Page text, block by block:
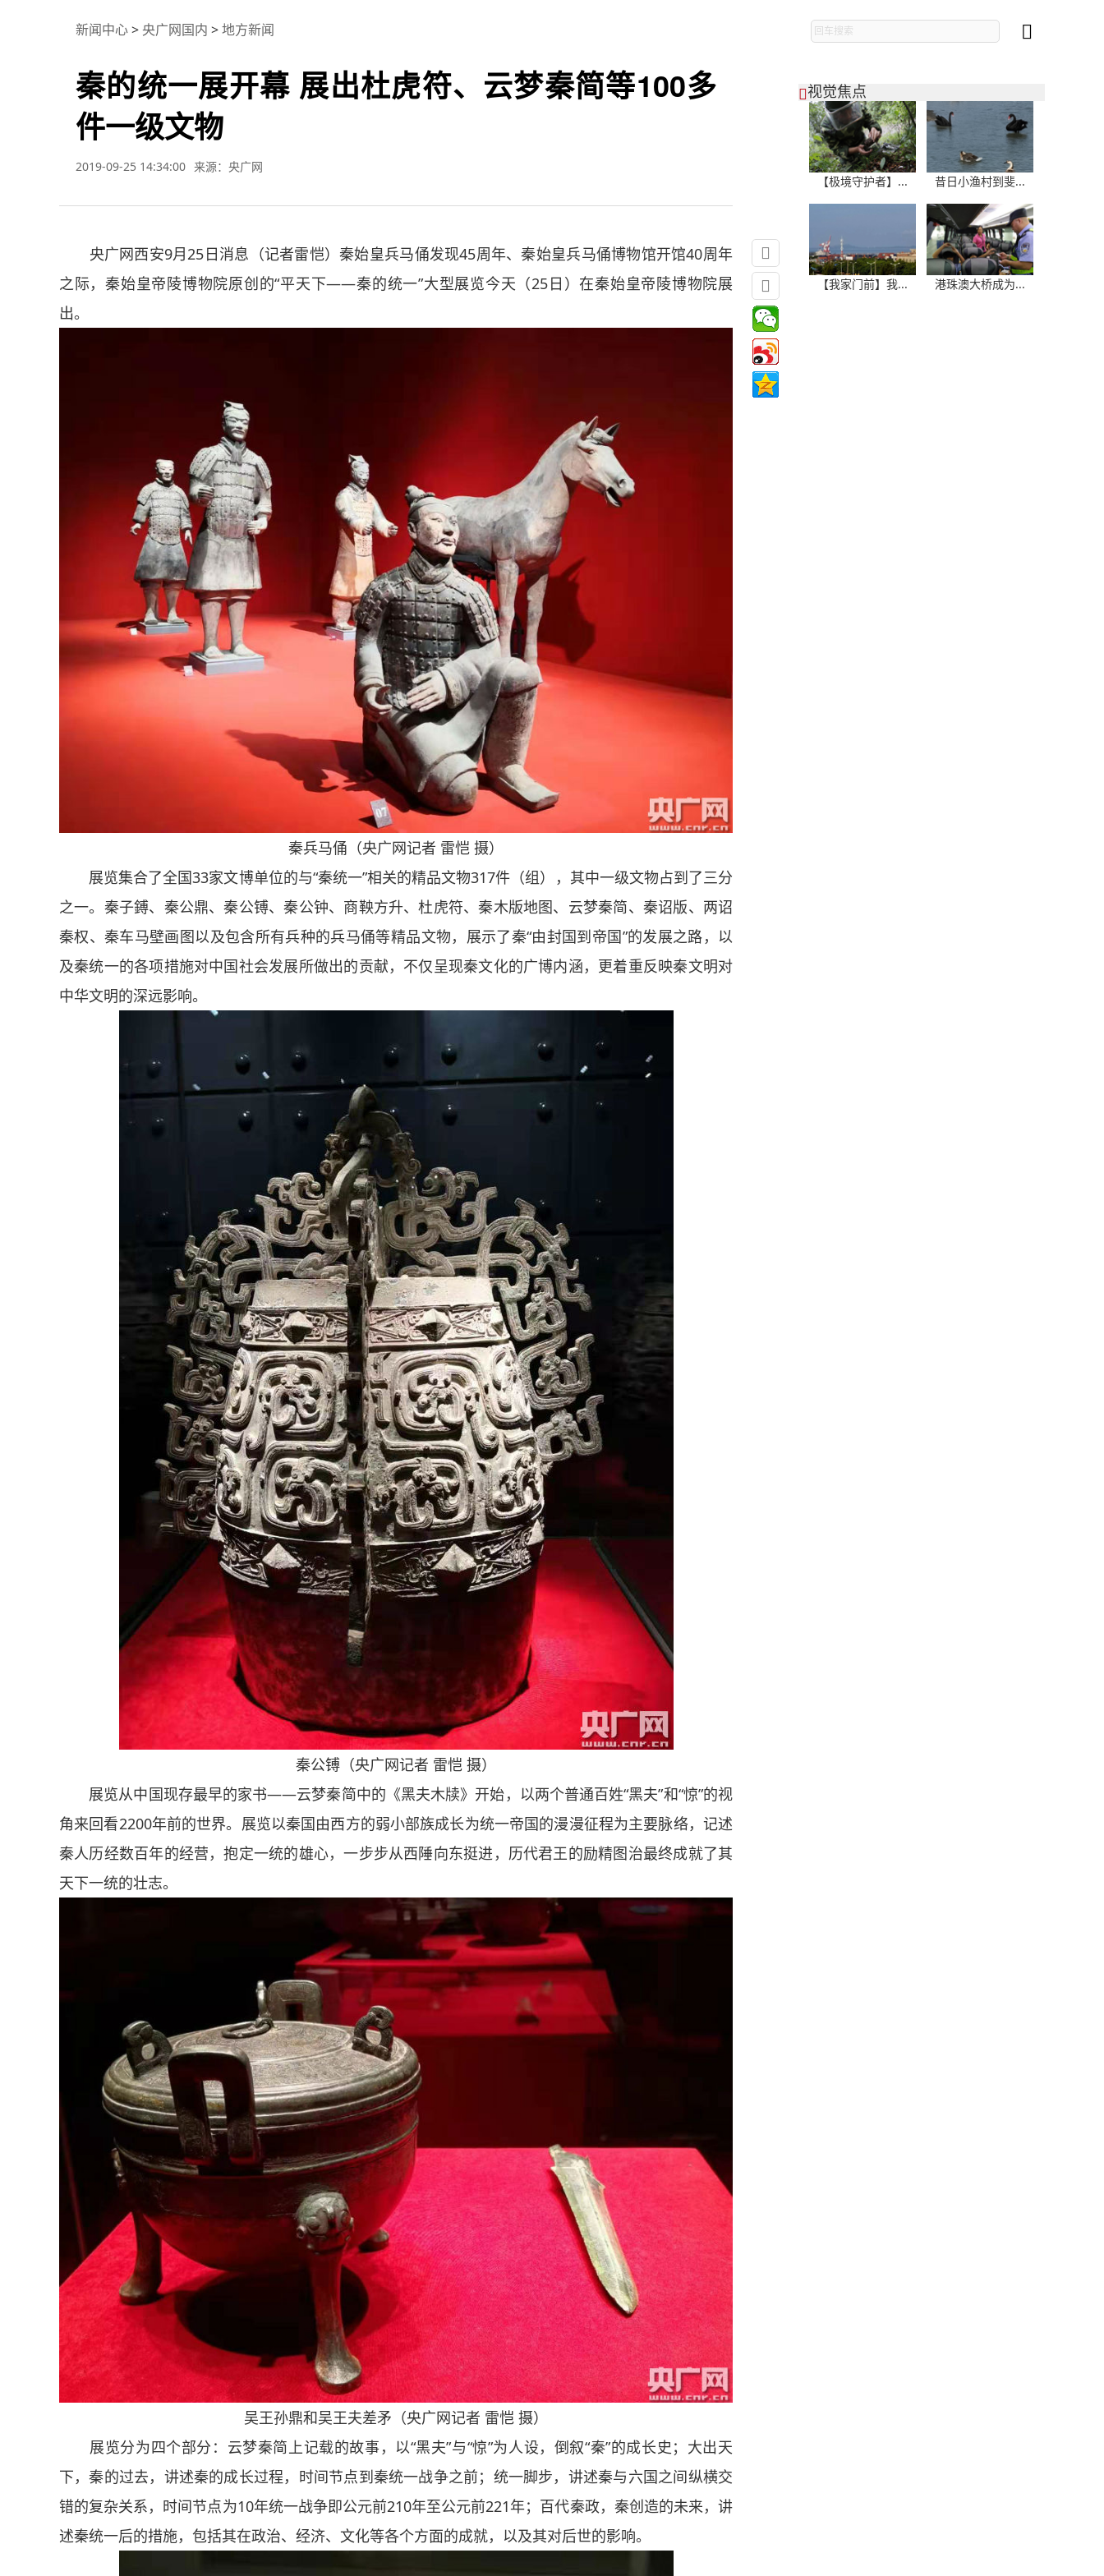
新闻中心>央广网国内 >地方新闻
秦的统一展开幕 展出杜虎符、云梦秦简等100多
件一级文物
2019-09-25 14:34:00 来源：央广网
央广网西安9月25日消息（记者雷恺）秦始皇兵马俑发现45周年、秦始皇兵马俑博物馆开馆40周年
之际，秦始皇帝陵博物院原创的“平天下——秦的统一”大型展览今天（25日）在秦始皇帝陵博物院展
出。
秦兵马俑（央广网记者 雷恺 摄）
展览集合了全国33家文博单位的与“秦统一”相关的精品文物317件（组），其中一级文物占到了三分
之一。秦子鎛、秦公鼎、秦公镈、秦公钟、商鞅方升、杜虎符、秦木版地图、云梦秦简、秦诏版、两诏
秦权、秦车马壁画图以及包含所有兵种的兵马俑等精品文物，展示了秦“由封国到帝国”的发展之路，以
及秦统一的各项措施对中国社会发展所做出的贡献，不仅呈现秦文化的广博内涵，更着重反映秦文明对
中华文明的深远影响。
秦公镈（央广网记者 雷恺 摄）
展览从中国现存最早的家书——云梦秦简中的《黑夫木牍》开始，以两个普通百姓“黑夫”和“惊”的视
角来回看2200年前的世界。展览以秦国由西方的弱小部族成长为统一帝国的漫漫征程为主要脉络，记述
秦人历经数百年的经营，抱定一统的雄心，一步步从西陲向东挺进，历代君王的励精图治最终成就了其
天下一统的壮志。
吴王孙鼎和吴王夫差矛（央广网记者 雷恺 摄）
展览分为四个部分：云梦秦简上记载的故事，以“黑夫”与“惊”为人设，倒叙“秦”的成长史；大出天
下，秦的过去，讲述秦的成长过程，时间节点到秦统一战争之前；统一脚步，讲述秦与六国之间纵横交
错的复杂关系，时间节点为10年统一战争即公元前210年至公元前221年；百代秦政，秦创造的未来，讲
述秦统一后的措施，包括其在政治、经济、文化等各个方面的成就，以及其对后世的影响。



视觉焦点
【极境守护者】... 昔日小渔村到斐...
【我家门前】我... 港珠澳大桥成为...